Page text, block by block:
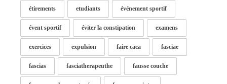
étirements etudiants événement sportif
évent sportif éviter la constipation examens
exercices expulsion faire caca fasciae
fascias fasciatherapeuthe fausse couche